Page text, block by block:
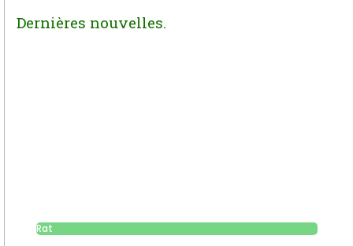
Dernières nouvelles.
Rat